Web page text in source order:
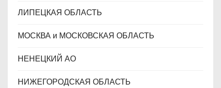
ЛИПЕЦКАЯ ОБЛАСТЬ
МОСКВА и МОСКОВСКАЯ ОБЛАСТЬ
НЕНЕЦКИЙ АО
НИЖЕГОРОДСКАЯ ОБЛАСТЬ